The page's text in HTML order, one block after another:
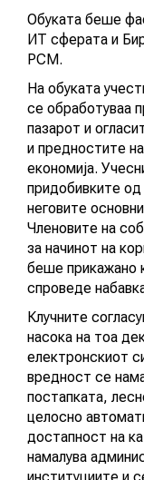
ПОСТАПКА
ПОДДРЖИ
МУЛТИМЕДИЈА
ГАЛЕРИЈА
ВИДЕО
КОНТАКТ
Новост
Обуката беше
ИТ сферата и
РСМ.
На обуката
се обработуваа
пазарот и
и предностите
економија.
придобивките
неговите
Членовите на
за начинот на
беше прикажано
спроведе
Клучните
насока на тоа
електронскиот
вредност се
постапката,
целосно
достапност на
намалува
институциите и